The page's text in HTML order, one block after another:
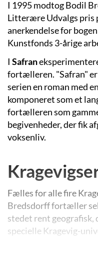
I 1995 modtog Bodil
Litterære Udvalgs pris
anerkendelse for bogen
Kunstfonds 3-årige
I Safran
fortælleren. "Safran"
serien en roman med
komponeret som et
fortælleren som
begivenheder, der fik
voksenliv.
Fælles for alle fire
Bredsdorff fortæller
stedet rent geografisk,
specielle Kragevig-